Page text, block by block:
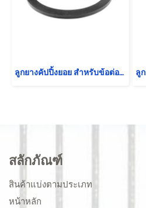
ลูกยางคัปปิ้งยอย สำหรับข้อต่อสวมเร็ว สำหรับขนาด 6" (ขนาด 152-182-8)
สลักภัณฑ์
สินค้าแบ่งตามประเภท
หน้าหลัก